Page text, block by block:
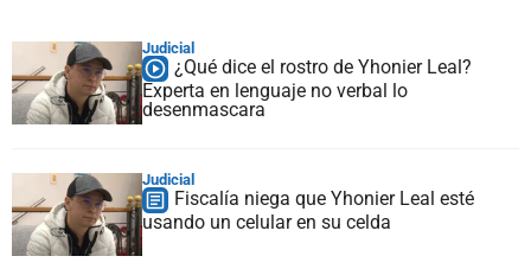
Judicial
¿Qué dice el rostro de Yhonier Leal?
Experta en lenguaje no verbal lo
desenmascara
Judicial
Fiscalía niega que Yhonier Leal esté
usando un celular en su celda